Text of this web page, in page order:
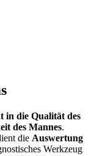
in die Qualität des
des Mannes.
die Auswertung
Werkzeug